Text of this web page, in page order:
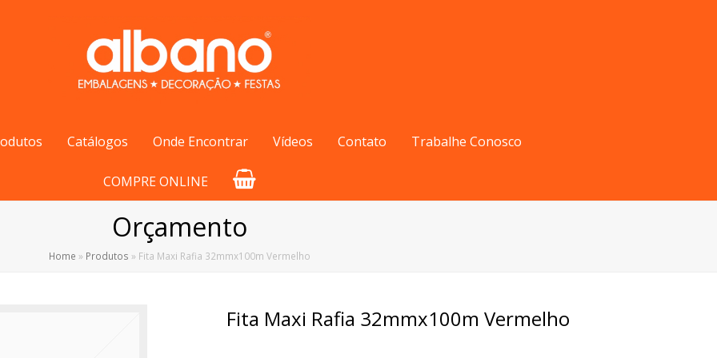
Catálogos Onde Encontrar Vídeos Contato Trabalhe Conosco
COMPRE ONLINE
Orçamento
Home » Produtos » Fita Maxi Rafia 32mmx100m Vermelho
Fita Maxi Rafia 32mmx100m Vermelho